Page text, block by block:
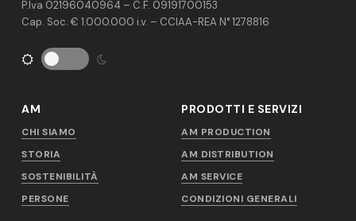
P.Iva 02196040964 – C.F. 09191700153
Cap. Soc. € 1.000.000 i.v. – CCIAA-REA N° 1278816
AM
CHI SIAMO
STORIA
SOSTENIBILITÀ
PERSONE
PRODOTTI E SERVIZI
AM PRODUCTION
AM DISTRIBUTION
AM SERVICE
CONDIZIONI GENERALI